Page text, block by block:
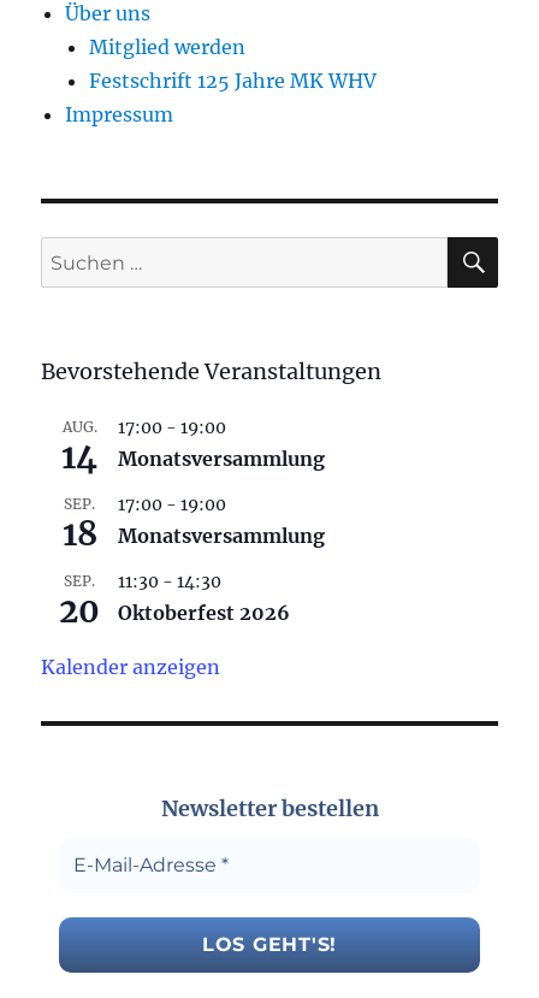
Über uns
Mitglied werden
Festschrift 125 Jahre MK WHV
Impressum
Suchen
nach:
Bevorstehende Veranstaltungen
AUG.
14
17:00 -19:00
Monatsversammlung
SEP.
18
17:00 -19:00
Monatsversammlung
SEP.
20
11:30 -14:30
Oktoberfest 2026
Kalender anzeigen
Newsletter bestellen